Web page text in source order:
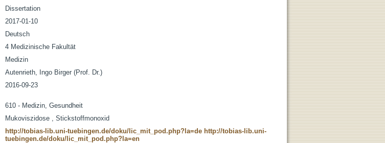
Dissertation
2017-01-10
Deutsch
4 Medizinische Fakultät
Medizin
Autenrieth, Ingo Birger (Prof. Dr.)
2016-09-23
610 - Medizin, Gesundheit
Mukoviszidose , Stickstoffmonoxid
http://tobias-lib.uni-tuebingen.de/doku/lic_mit_pod.php?la=de http://tobias-lib.uni-
tuebingen.de/doku/lic_mit_pod.php?la=en